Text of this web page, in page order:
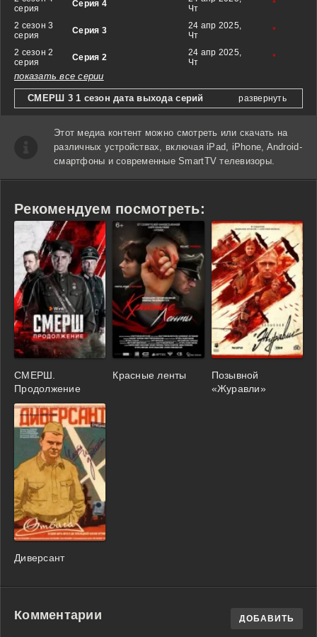
серия
Серия 4
Чт
*
2 сезон 3
серия
Серия 3
24 апр 2025,
Чт
*
2 сезон 2
серия
Серия 2
24 апр 2025,
Чт
*
показать все серии
СМЕРШ 3 1 сезон дата выхода серий развернуть
Этот медиа контент можно смотреть или скачать на
различных устройствах, включая iPad, iPhone, Android-
смартфоны и современные SmartTV телевизоры.
Рекомендуем посмотреть:
СМЕРШ.
Продолжение
Красные ленты
Позывной
«Журавли»
Диверсант
Комментарии ДОБАВИТЬ